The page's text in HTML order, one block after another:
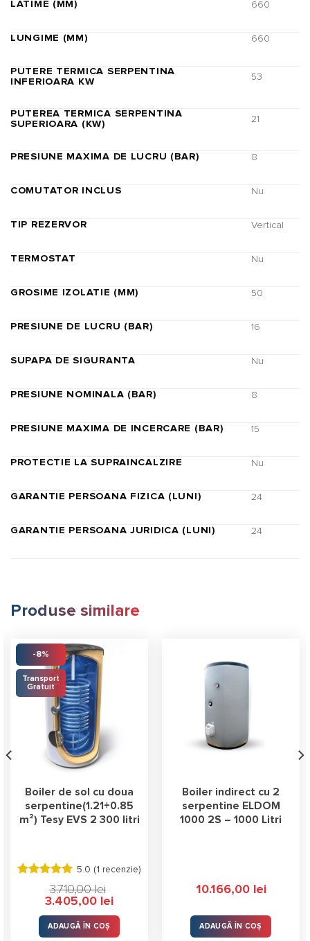
LATIME (MM) 660
LUNGIME (MM) 660
PUTERE TERMICA SERPENTINA
INFERIOARA KW
53
PUTEREA TERMICA SERPENTINA
SUPERIOARA (KW)
21
PRESIUNE MAXIMA DE LUCRU (BAR) 8
COMUTATOR INCLUS Nu
TIP REZERVOR Vertical
TERMOSTAT Nu
GROSIME IZOLATIE (MM) 50
PRESIUNE DE LUCRU (BAR) 16
SUPAPA DE SIGURANTA Nu
PRESIUNE NOMINALA (BAR) 8
PRESIUNE MAXIMA DE INCERCARE (BAR) 15
PROTECTIE LA SUPRAINCALZIRE Nu
GARANTIE PERSOANA FIZICA (LUNI) 24
GARANTIE PERSOANA JURIDICA (LUNI) 24
Produse similare
-8%
Transport
Gratuit
Boiler de sol cu doua
serpentine(1.21+0.85
m²) Tesy EVS 2 300 litri
Evaluat la
stele
5.0 (1 recenzie)
3.710,00lei
Prețul
a
fost:
3.710,00 lei.
3.405,00 leiPrețul
este:
ADAUGĂ ÎN COȘ
Boiler indirect cu 2
serpentine ELDOM
1000 2S – 1000 Litri
10.166,00 lei
ADAUGĂ ÎN COȘ